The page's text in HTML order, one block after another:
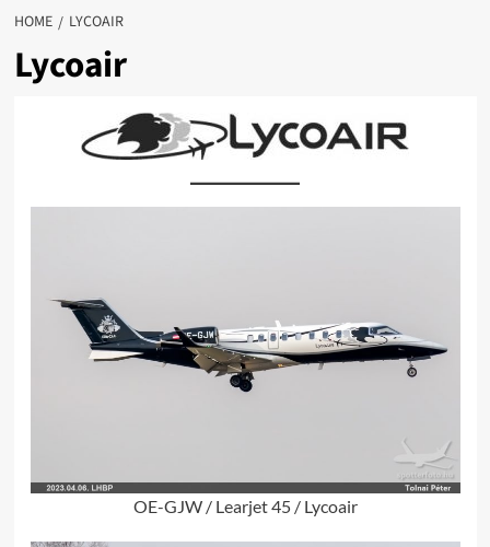
HOME LYCOAIR
Lycoair
OE-GJW / Learjet 45 / Lycoair